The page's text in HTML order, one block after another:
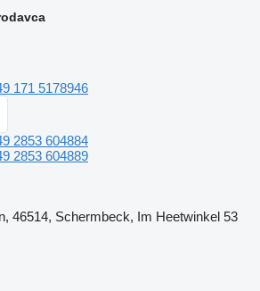
171 5178946
2853 604884
2853 604889
46514, Schermbeck, Im Heetwinkel 53